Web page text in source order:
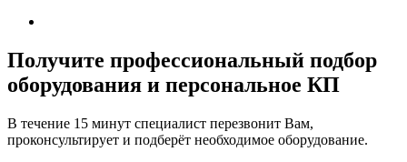
Получите профессиональный подбор
оборудования и персональное КП
В течение 15 минут специалист перезвонит Вам,
проконсультирует и подберёт необходимое оборудование.